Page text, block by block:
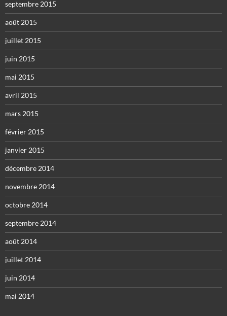
septembre 2015
août 2015
juillet 2015
juin 2015
mai 2015
avril 2015
mars 2015
février 2015
janvier 2015
décembre 2014
novembre 2014
octobre 2014
septembre 2014
août 2014
juillet 2014
juin 2014
mai 2014